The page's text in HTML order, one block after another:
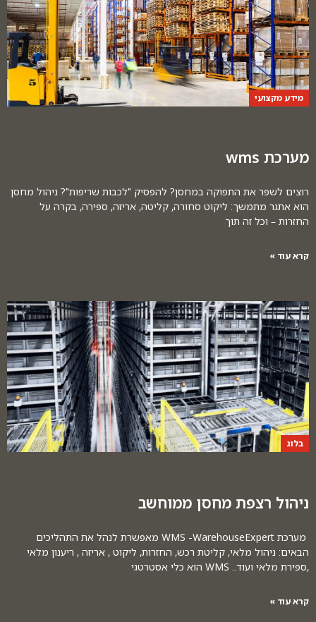
מידע מקצועי
מערכת wms
רוצים לשפר את התפוקה במחסן? להפסיק "לכבות שריפות"? ניהול מחסן
הוא אתגר מתמשך: ליקוט סחורה, קליטה, אריזה, ספירה, בקרה על
החזרות – וכל זה תוך
קרא עוד »
בלוג
ניהול רצפת מחסן ממוחשב
מערכת WMS -WarehouseExpert מאפשרת לנהל את התהליכים
הבאים: ניהול מלאי, קליטת רכש, החזרות, ליקוט , אריזה , ריענון מלאי
,ספירת מלאי ועוד.. WMS הוא כלי אסטרטגי
קרא עוד »